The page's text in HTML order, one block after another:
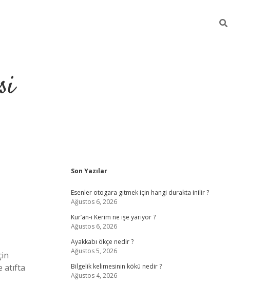
atıfta
Sidebar
Son Yazılar
Esenler otogara gitmek için hangi durakta inilir ?
Ağustos 6, 2026
Kur’an-ı Kerim ne işe yarıyor ?
Ağustos 6, 2026
Ayakkabı ökçe nedir ?
Ağustos 5, 2026
Bilgelik kelimesinin kökü nedir ?
Ağustos 4, 2026